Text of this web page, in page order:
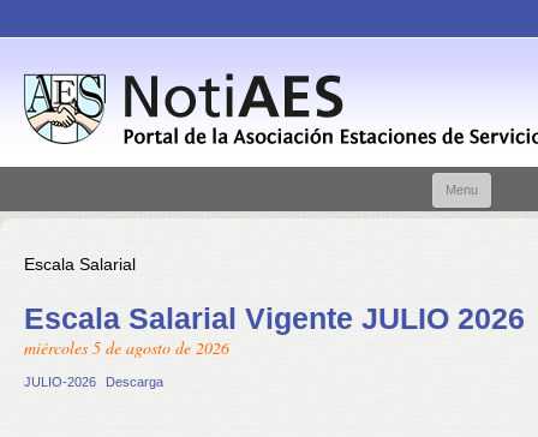
Menu
Escala Salarial
Escala Salarial Vigente JULIO 2026
miércoles 5 de agosto de 2026
JULIO-2026 Descarga